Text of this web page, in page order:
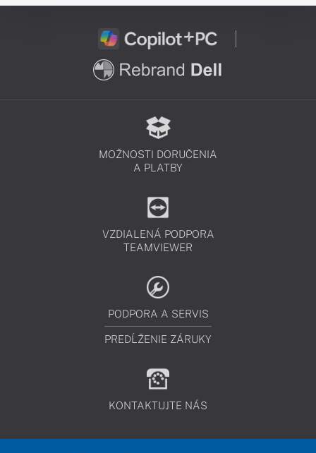
MOŽNOSTI DORUČENIA
A PLATBY
VZDIALENÁ PODPORA
TEAMVIEWER
PODPORA A SERVIS
PREDĹŽENIE ZÁRUKY
KONTAKTUJTE NÁS